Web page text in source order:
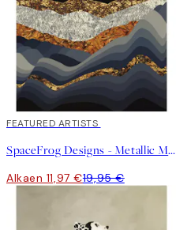
40%*
FEATURED ARTISTS
SpaceFrog Designs - Metallic Mountains Juliste
Alkaen 11,97 €19,95 €